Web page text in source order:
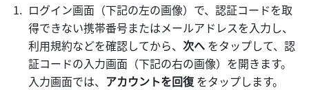
ログイン画面（下記の左の画像）で、認証コードを取
得できない携帯番号またはメールアドレスを入力し、
利用規約などを確認してから、次へ をタップして、認
証コードの入力画面（下記の右の画像）を開きます。
入力画面では、 アカウントを回復 をタップします。